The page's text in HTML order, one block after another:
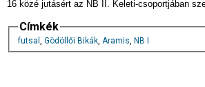
16 közé jutásért az NB II. Keleti-csoportjában
Címkék
futsal , Gödöllői Bikák, Aramis, NB I